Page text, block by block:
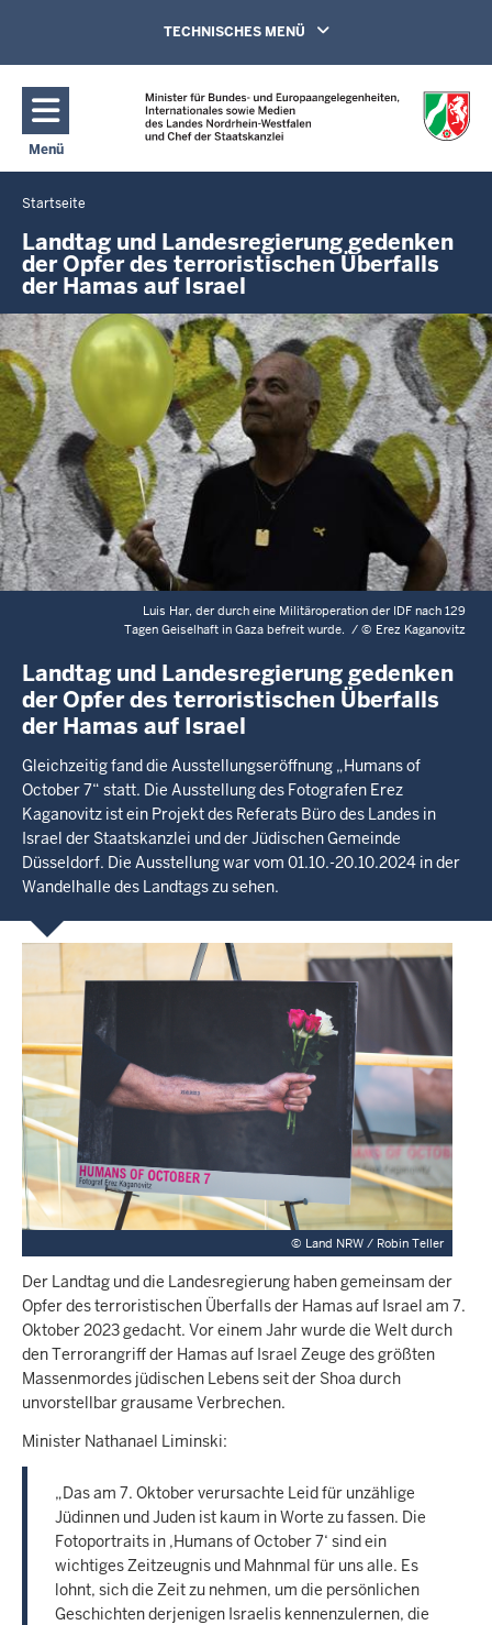
Direkt zum Inhalt
Navigation aktivieren/deaktivieren:
TECHNISCHES MENÜ
Menü
Navigation aktivieren/deaktivieren: Hauptmenü
Sie
befinden
sich
hier
Startseite
Landtag und Landesregierung gedenken
der Opfer des terroristischen Überfalls
der Hamas auf Israel
Luis Har, der durch eine Militäroperation der IDF nach 129
Tagen Geiselhaft in Gaza befreit wurde. /© Erez Kaganovitz
Landtag und Landesregierung gedenken
der Opfer des terroristischen Überfalls
der Hamas auf Israel
Gleichzeitig fand die Ausstellungseröffnung „Humans of
October 7“ statt. Die Ausstellung des Fotografen Erez
Kaganovitz ist ein Projekt des Referats Büro des Landes in
Israel der Staatskanzlei und der Jüdischen Gemeinde
Düsseldorf. Die Ausstellung war vom 01.10.-20.10.2024 in der
Wandelhalle des Landtags zu sehen.
© Land NRW / Robin Teller
Der Landtag und die Landesregierung haben gemeinsam der
Opfer des terroristischen Überfalls der Hamas auf Israel am 7.
Oktober 2023 gedacht. Vor einem Jahr wurde die Welt durch
den Terrorangriff der Hamas auf Israel Zeuge des größten
Massenmordes jüdischen Lebens seit der Shoa durch
unvorstellbar grausame Verbrechen.
Minister Nathanael Liminski:
„Das am 7. Oktober verursachte Leid für unzählige
Jüdinnen und Juden ist kaum in Worte zu fassen. Die
Fotoportraits in ‚Humans of October 7‘ sind ein
wichtiges Zeitzeugnis und Mahnmal für uns alle. Es
lohnt, sich die Zeit zu nehmen, um die persönlichen
Geschichten derjenigen Israelis kennenzulernen, die